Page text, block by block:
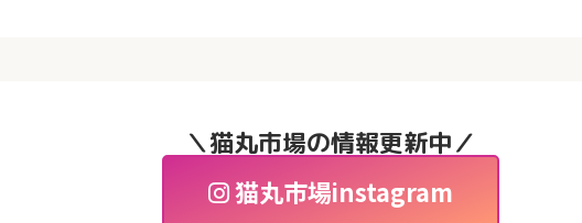
＼猫丸市場の情報更新中／
猫丸市場instagram